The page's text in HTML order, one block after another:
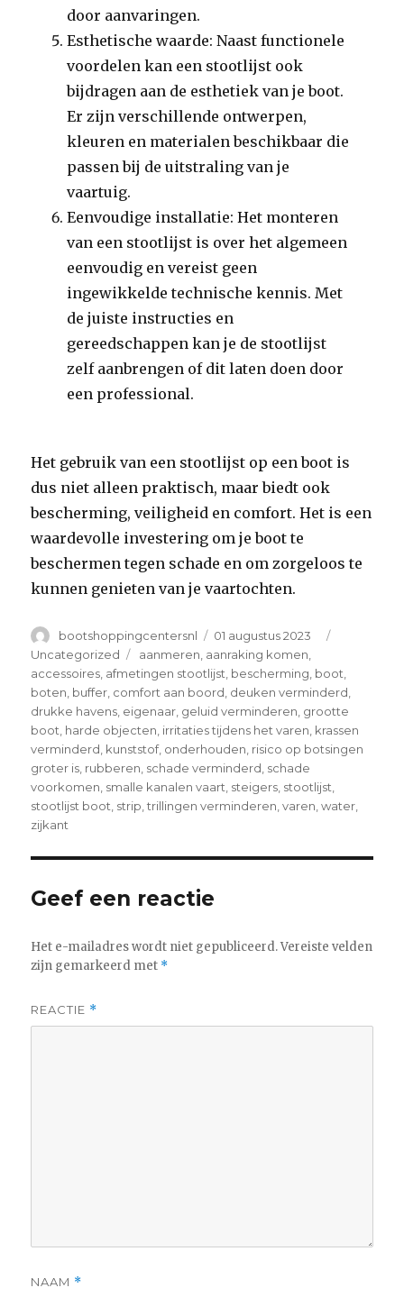
door aanvaringen.
Esthetische waarde: Naast functionele
voordelen kan een stootlijst ook
bijdragen aan de esthetiek van je boot.
Er zijn verschillende ontwerpen,
kleuren en materialen beschikbaar die
passen bij de uitstraling van je
vaartuig.
Eenvoudige installatie: Het monteren
van een stootlijst is over het algemeen
eenvoudig en vereist geen
ingewikkelde technische kennis. Met
de juiste instructies en
gereedschappen kan je de stootlijst
zelf aanbrengen of dit laten doen door
een professional.
Het gebruik van een stootlijst op een boot is
dus niet alleen praktisch, maar biedt ook
bescherming, veiligheid en comfort. Het is een
waardevolle investering om je boot te
beschermen tegen schade en om zorgeloos te
kunnen genieten van je vaartochten.
Author
bootshoppingcentersnl
Posted
on
01 augustus 2023
Uncategorized
Tags
aanmeren aanraking komen
accessoires afmetingen stootlijst bescherming boot
boten buffer comfort aan boord deuken verminderd
drukke havens eigenaar geluid verminderen grootte
boot harde objecten irritaties tijdens het varen krassen
verminderd kunststof, onderhouden risico op botsingen
groter is rubberen schade verminderd schade
voorkomen smalle kanalen vaart steigers stootlijst
stootlijst boot strip ,trillingen verminderen ,varen ,water
zijkant
Geef een reactie
Het e-mailadres wordt niet gepubliceerd. Vereiste velden
zijn gemarkeerd met *
REACTIE *
NAAM *